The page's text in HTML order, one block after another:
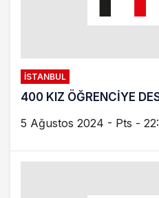
İSTANBUL
400 KIZ ÖĞRENCİYE
5 Ağustos 2024 - Pts -